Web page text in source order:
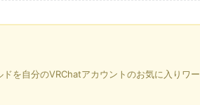
を自分のVRChatアカウントのお気に入りワー